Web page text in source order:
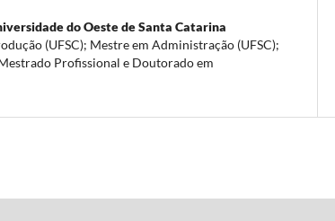
do Oeste de Santa Catarina
(UFSC); Mestre em Administração (UFSC);
Profissional e Doutorado em